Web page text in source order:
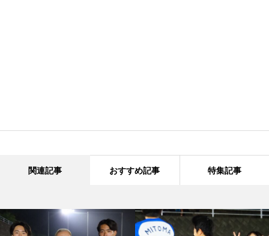
関連記事 おすすめ記事 特集記事